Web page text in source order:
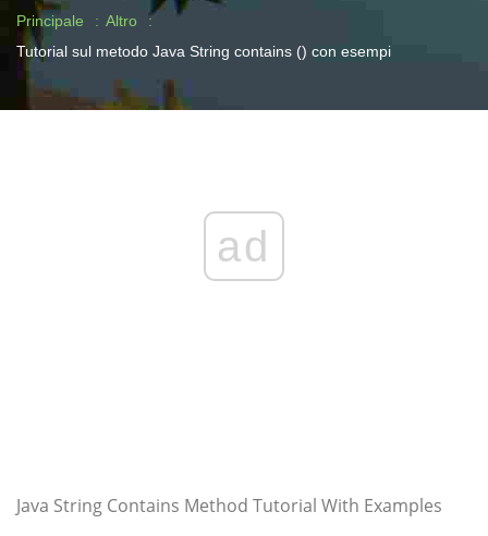
Principale
Altro
Tutorial sul metodo Java String contains () con esempi
ad
Java String Contains Method Tutorial With Examples